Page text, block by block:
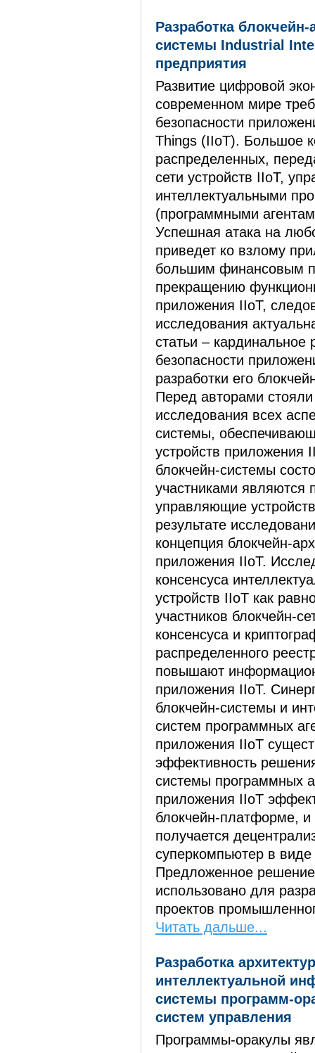
Разработка блокчейн-
системы Industrial
предприятия
Развитие цифровой
современном мире
безопасности
Things (IIoT). Большое
распределенных,
сети устройств IIoT,
интеллектуальными
(программными
Успешная атака на
приведет ко взлому
большим финансовым
прекращению
приложения IIoT,
исследования
статьи –
безопасности
разработки его
Перед авторами
исследования всех
системы,
устройств приложения
блокчейн-системы
участниками являются
управляющие
результате
концепция блокчейн-
приложения IIoT.
консенсуса
устройств IIoT как
участников блокчейн-
консенсуса и
распределенного
повышают
приложения IIoT.
блокчейн-системы и
систем программных
приложения IIoT
эффективность
системы программных
приложения IIoT
блокчейн-платформе, и
получается
суперкомпьютер в
Предложенное
использовано для
проектов
Читать дальше...
Разработка
интеллектуальной
системы программ-
систем управления
Программы-оракулы